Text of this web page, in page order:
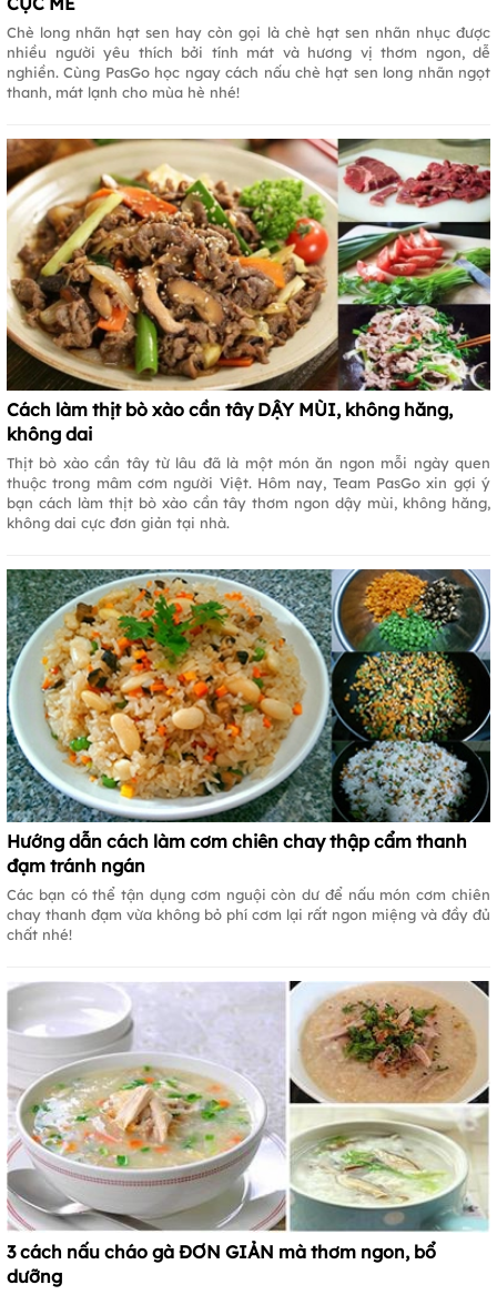
Chè long nhãn hạt sen hay còn gọi là chè hạt sen nhãn nhục được
nhiều người yêu thích bởi tính mát và hương vị thơm ngon, dễ
nghiền. Cùng PasGo học ngay cách nấu chè hạt sen long nhãn ngọt
thanh, mát lạnh cho mùa hè nhé!
Cách làm thịt bò xào cần tây DẬY MÙI, không hăng,
không dai
Thịt bò xào cần tây từ lâu đã là một món ăn ngon mỗi ngày quen
thuộc trong mâm cơm người Việt. Hôm nay, Team PasGo xin gợi ý
bạn cách làm thịt bò xào cần tây thơm ngon dậy mùi, không hăng,
không dai cực đơn giản tại nhà.
Hướng dẫn cách làm cơm chiên chay thập cẩm thanh
đạm tránh ngán
Các bạn có thể tận dụng cơm nguội còn dư để nấu món cơm chiên
chay thanh đạm vừa không bỏ phí cơm lại rất ngon miệng và đầy đủ
chất nhé!
3 cách nấu cháo gà ĐƠN GIẢN mà thơm ngon, bổ
dưỡng